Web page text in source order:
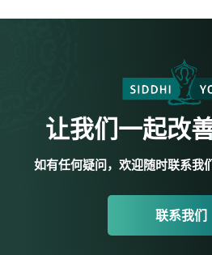
让我们一起改
如有任何疑问，欢迎随时联系我
联系我们